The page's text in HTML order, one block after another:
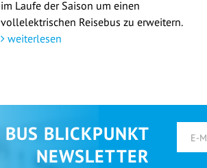
im Laufe der Saison um einen
vollelektrischen Reisebus zu erweitern.
weiterlesen
BUS BLICKPUNKT
NEWSLETTER